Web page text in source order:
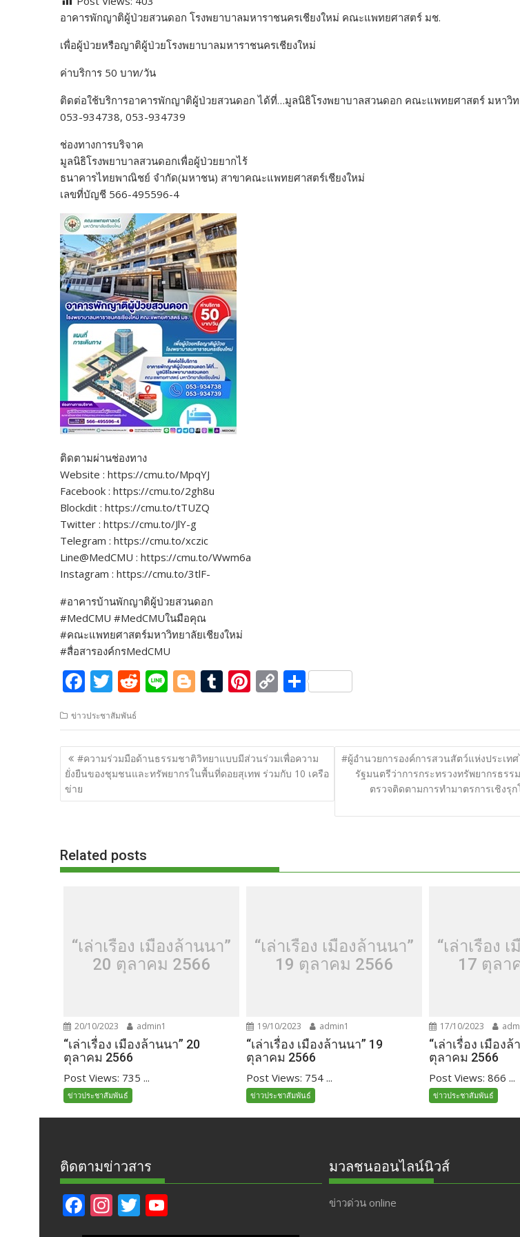
e
b
o
o
k
itt
er
d
di
t
e g
er
m
r
er
st
p
y
Li
k
ar
e
อาคารพักญาติผู้ป่วยสวนดอก โรงพยาบาลมหาราชนครเชียงใหม่ คณะแพทยศาสตร์ มช.
เพื่อผู้ป่วยหรือญาติผู้ป่วยโรงพยาบาลมหาราชนครเชียงใหม่
ค่าบริการ 50 บาท/วัน
ติดต่อใช้บริการอาคารพักญาติผู้ป่วยสวนดอก ได้ที่…มูลนิธิโรงพยาบาลสวนดอก คณะแพทยศาสตร์ มหาวิท
053-934738, 053-934739
ช่องทางการบริจาค
มูลนิธิโรงพยาบาลสวนดอกเพื่อผู้ป่วยยากไร้
ธนาคารไทยพาณิชย์ จำกัด(มหาชน) สาขาคณะแพทยศาสตร์เชียงใหม่
เลขที่บัญชี 566-495596-4
ติดตามผ่านช่องทาง
Website : https://cmu.to/MpqYJ
Facebook : https://cmu.to/2gh8u
Blockdit : https://cmu.to/tTUZQ
Twitter : https://cmu.to/JlY-g
Telegram : https://cmu.to/xczic
Line@MedCMU : https://cmu.to/Wwm6a
Instagram : https://cmu.to/3tlF-
#อาคารบ้านพักญาติผู้ป่วยสวนดอก
#MedCMU #MedCMUในมือคุณ
#คณะแพทยศาสตร์มหาวิทยาลัยเชียงใหม่
#สื่อสารองค์กรMedCMU
F
e
b
o
T
itt
er
R
d
di
t
Li
e
Bl
g
g
er
T
m
bl
r
Pi
er
e
st
C
p
y
Li
S
ar
e
ข่าวประชาสัมพันธ์
แนะแนว
เรื่อง
#ความร่วมมือด้านธรรมชาติวิทยาแบบมีส่วนร่วมเพื่อความ
ยั่งยืนของชุมชนและทรัพยากรในพื้นที่ดอยสุเทพ ร่วมกับ 10 เครือ
ข่าย
#ผู้อำนวยการองค์การสวนสัตว์แห่งประเท
รัฐมนตรีว่าการกระทรวงทรัพยากรธร
ตรวจติดตามการทำมาตรการเชิงรุก
Related posts
“เล่าเรื่อง เมืองล้านนา”
20 ตุลาคม 2566
20/10/2023 admin1
“เล่าเรื่อง เมืองล้านนา” 20
ตุลาคม 2566
Post Views: 735 ...
ข่าวประชาสัมพันธ์
“เล่าเรื่อง เมืองล้านนา”
19 ตุลาคม 2566
19/10/2023 admin1
“เล่าเรื่อง เมืองล้านนา” 19
ตุลาคม 2566
Post Views: 754 ...
ข่าวประชาสัมพันธ์
“เล่าเรื่อง
17 ตุลา
17/10/2023
“เล่าเรื่อง เมือง
ตุลาคม 2566
Post Views: 866 ...
ข่าวประชาสัมพันธ์
ติดตามข่าวสาร
F
ac
In
st
T
w o
มวลชนออนไลน์นิวส์
ข่าวด่วน online